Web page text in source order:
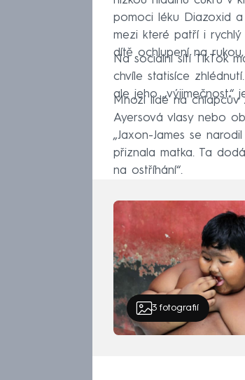
pomoci léku Diazoxid a
mezi které patří i
dítě ochlupení na
Na sociální sítí TikTok
chvíle statisíce
ale jeho „výjimečnost“
Mnozí lidé na chlapcův
Ayersová vlasy nebo
„Jaxon-James se
přiznala matka. Ta
na ostříhání“.
3 fotografií